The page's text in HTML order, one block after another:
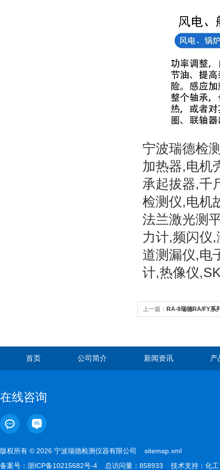
宁波瑞德检
加热器,电机
承起拔器,千
检测仪,电机
法兰激光测
力计,频闪仪
道测漏仪,电
计,热像仪
上一篇： RA-9瑞德RA/FY系
首页 公司简介 新闻资讯 产
在线咨询
版权所有 © 2026 宁波瑞德检测仪器有限公司 sitemap.xml
备案号： 浙ICP备10215682号-4 总访问量：858933 技术支持： 化工